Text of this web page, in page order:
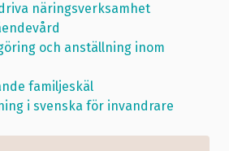
näringsverksamhet
och anställning inom
familjeskäl
i svenska för invandrare